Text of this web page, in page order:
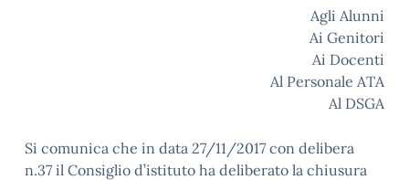
Agli Alunni
Ai Genitori
Ai Docenti
Al Personale ATA
Al DSGA
Si comunica che in data 27/11/2017 con delibera
n.37 il Consiglio d’istituto ha deliberato la chiusura